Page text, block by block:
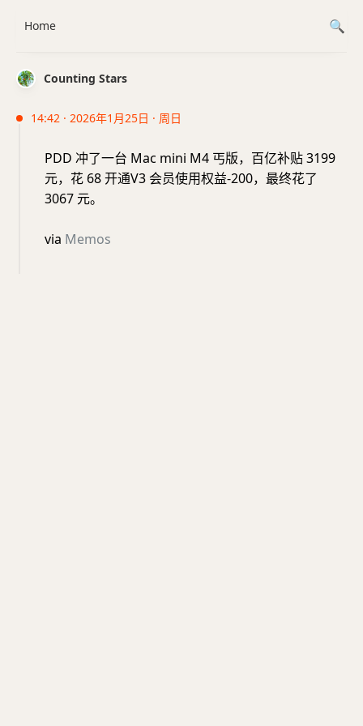
Counting Stars
14:42 · 2026年1月25日 · 周日
PDD 冲了一台 Mac mini M4 丐版，百亿补贴 3199
元，花 68 开通V3 会员使用权益-200，最终花了
3067 元。
via Memos
Home